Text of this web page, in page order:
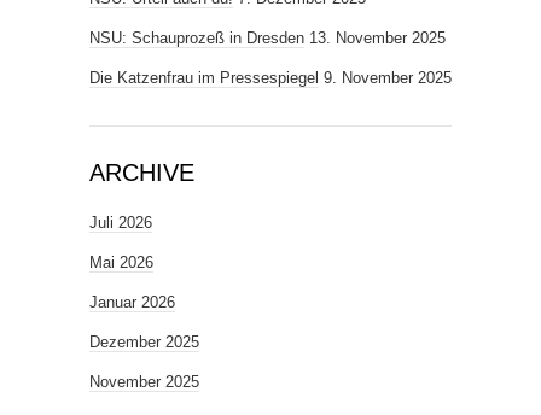
NSU: Schauprozeß in Dresden 13. November 2025
Die Katzenfrau im Pressespiegel 9. November 2025
ARCHIVE
Juli 2026
Mai 2026
Januar 2026
Dezember 2025
November 2025